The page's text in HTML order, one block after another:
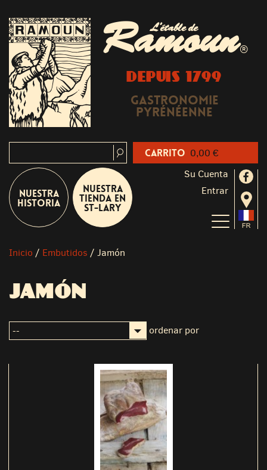
L'étable de
Ramoun®
DEPUIS 1799
Gastronomie
Pyrénéenne
Su Cuenta
Entrar
Nuestra
historia
Nuestra
tienda en
St-Lary
Inicio / Embutidos / Jamón
JAMÓN
ordenar por
Carrito 0,00 €